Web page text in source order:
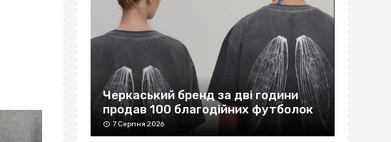
Черкаський бренд за дві години
продав 100 благодійних футболок
7 Серпня 2026